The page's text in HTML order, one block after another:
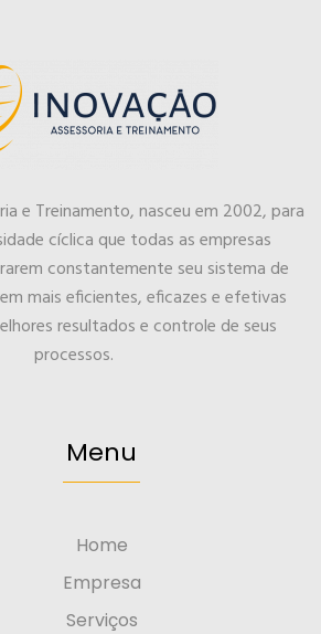
e Treinamento, nasceu em 2002, para
cíclica que todas as empresas
constantemente seu sistema de
mais eficientes, eficazes e efetivas
resultados e controle de seus
processos.
Menu
Home
Empresa
Serviços